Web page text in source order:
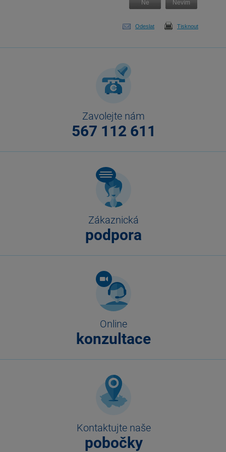
Ne Nevím
Odeslat Tisknout
Zavolejte nám
567 112 611
Zákaznická
podpora
Online
konzultace
Kontaktujte naše
pobočky